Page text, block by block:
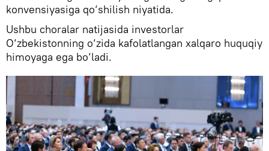
konvensiyasiga qo‘shilish niyatida.
Ushbu choralar natijasida investorlar
O‘zbekistonning o‘zida kafolatlangan xalqaro huquqiy
himoyaga ega bo‘ladi.